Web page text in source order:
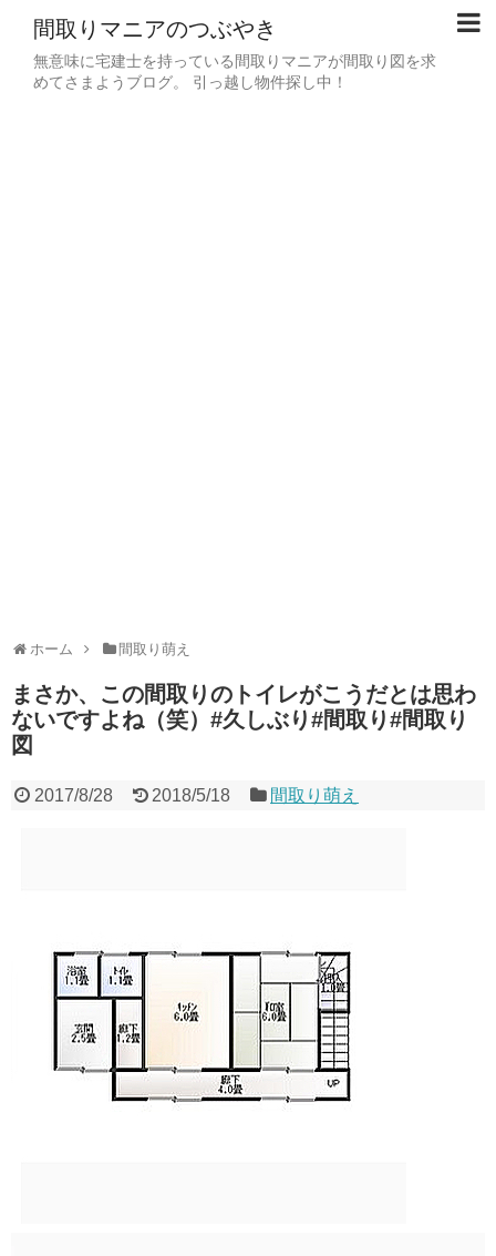
間取りマニアのつぶやき
無意味に宅建士を持っている間取りマニアが間取り図を求
めてさまようブログ。 引っ越し物件探し中！
ホーム 間取り萌え
まさか、この間取りのトイレがこうだとは思わ
ないですよね（笑）#久しぶり#間取り#間取り
図
2017/8/28 2018/5/18 間取り萌え